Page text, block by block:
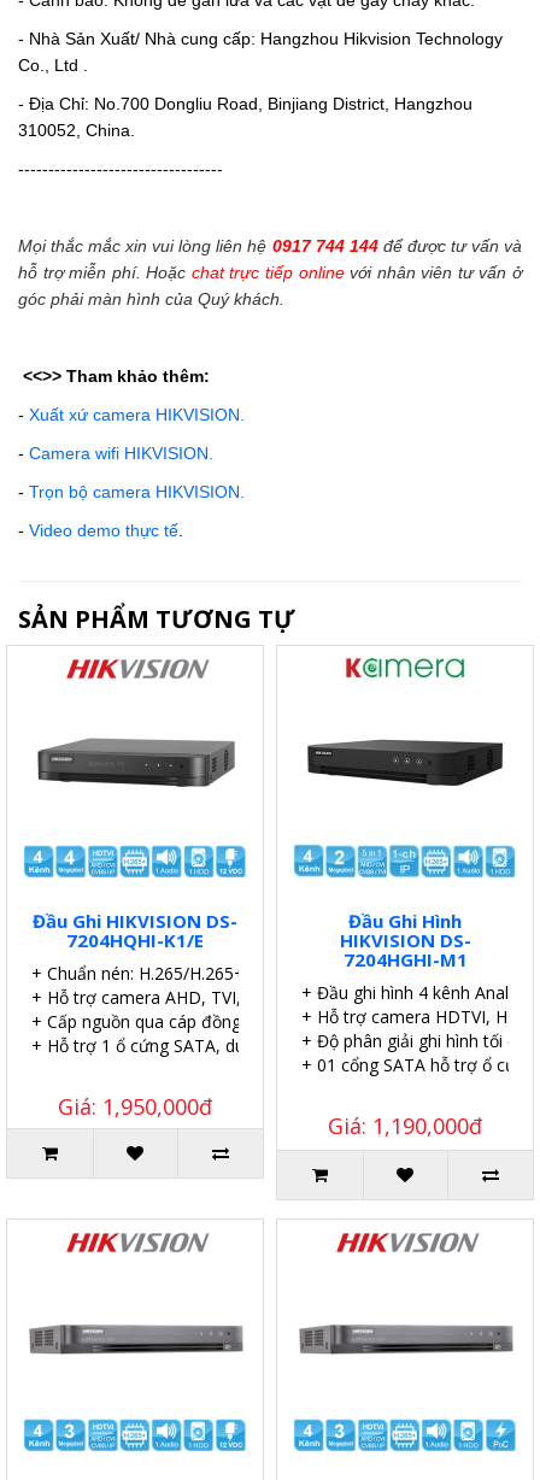
- Nhà Sản Xuất/ Nhà cung cấp: Hangzhou Hikvision Technology
Co., Ltd .
- Địa Chỉ: No.700 Dongliu Road, Binjiang District, Hangzhou
310052, China.
----------------------------------
Mọi thắc mắc xin vui lòng liên hệ 0917 744 144để được tư vấn và
hỗ trợ miễn phí. Hoặc chat trực tiếp onlinevới nhân viên tư vấn ở
góc phải màn hình của Quý khách.
<<>> Tham khảo thêm:
- Xuất xứ camera HIKVISION.
- Camera wifi HIKVISION.
- Trọn bộ camera HIKVISION.
- Video demo thực tế
SẢN PHẨM TƯƠNG TỰ
Đầu Ghi HIKVISION DS-
7204HQHI-K1/E
+ Chuẩn nén: H.265/H.265+.
+ Hỗ trợ camera AHD, TVI, CVI, IP
+ Cấp nguồn qua cáp đồng trục (PoC).
+ Hỗ trợ 1 ổ cứng SATA, dung lượng 6TB.
Giá: 1,950,000đ
Đầu Ghi Hình
HIKVISION DS-
7204HGHI-M1
+ Đầu ghi hình 4 kênh Analog
+ Hỗ trợ camera HDTVI,
+ Độ phân giải ghi hình tối đa
+ 01 cổng SATA hỗ trợ ổ
Giá: 1,190,000đ